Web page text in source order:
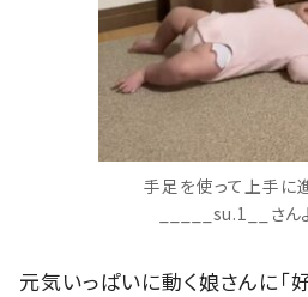
手足を使って上手に
_____su.1__さん
元気いっぱいに動く娘さんに「